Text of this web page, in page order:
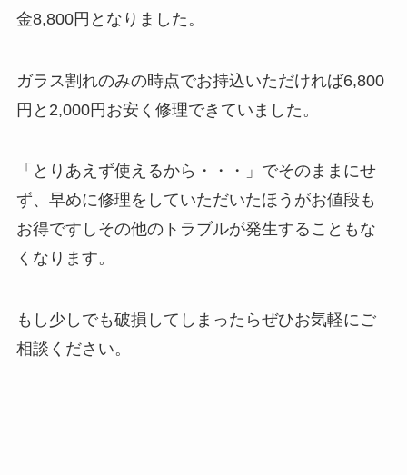
金8,800円となりました。
ガラス割れのみの時点でお持込いただければ6,800
円と2,000円お安く修理できていました。
「とりあえず使えるから・・・」でそのままにせ
ず、早めに修理をしていただいたほうがお値段も
お得ですしその他のトラブルが発生することもな
くなります。
もし少しでも破損してしまったらぜひお気軽にご
相談ください。